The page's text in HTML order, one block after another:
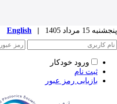
15 مرداد 1405 |
English
ورود خودکار
ثبت نام
بازیابی رمز عبور